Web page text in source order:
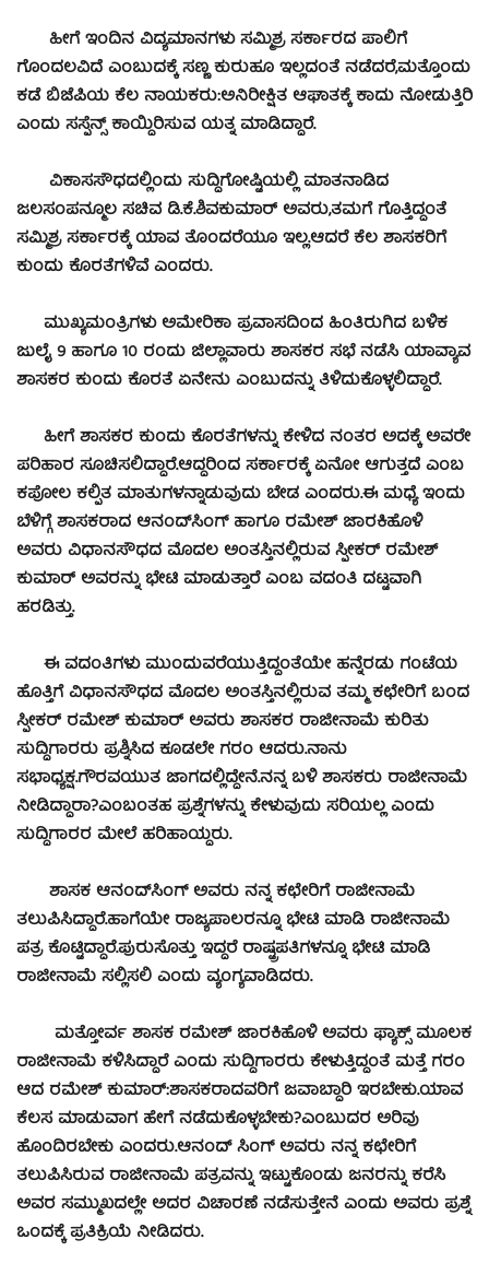
ಹೀಗೆ ಇಂದಿನ ವಿದ್ಯಮಾನಗಳು ಸಮ್ಮಿಶ್ರ ಸರ್ಕಾರದ ಪಾಲಿಗೆ
ಗೊಂದಲವಿದೆ ಎಂಬುದಕ್ಕೆ ಸಣ್ಣ ಕುರುಹೂ ಇಲ್ಲದಂತೆ ನಡೆದರೆ,ಮತ್ತೊಂದು
ಕಡೆ ಬಿಜೆಪಿಯ ಕೆಲ ನಾಯಕರು:ಅನಿರೀಕ್ಷಿತ ಆಘಾತಕ್ಕೆ ಕಾದು ನೋಡುತ್ತಿರಿ
ಎಂದು ಸಸ್ಪೆನ್ಸ್ ಕಾಯ್ದಿರಿಸುವ ಯತ್ನ ಮಾಡಿದ್ದಾರೆ.
ವಿಕಾಸಸೌಧದಲ್ಲಿಂದು ಸುದ್ದಿಗೋಷ್ಟಿಯಲ್ಲಿ ಮಾತನಾಡಿದ
ಜಲಸಂಪನ್ಮೂಲ ಸಚಿವ ಡಿ.ಕೆ.ಶಿವಕುಮಾರ್ ಅವರು,ತಮಗೆ ಗೊತ್ತಿದ್ದಂತೆ
ಸಮ್ಮಿಶ್ರ ಸರ್ಕಾರಕ್ಕೆ ಯಾವ ತೊಂದರೆಯೂ ಇಲ್ಲ.ಆದರೆ ಕೆಲ ಶಾಸಕರಿಗೆ
ಕುಂದು ಕೊರತೆಗಳಿವೆ ಎಂದರು.
ಮುಖ್ಯಮಂತ್ರಿಗಳು ಅಮೇರಿಕಾ ಪ್ರವಾಸದಿಂದ ಹಿಂತಿರುಗಿದ ಬಳಿಕ
ಜುಲೈ 9 ಹಾಗೂ 10 ರಂದು ಜಿಲ್ಲಾವಾರು ಶಾಸಕರ ಸಭೆ ನಡೆಸಿ ಯಾವ್ಯಾವ
ಶಾಸಕರ ಕುಂದು ಕೊರತೆ ಏನೇನು ಎಂಬುದನ್ನು ತಿಳಿದುಕೊಳ್ಳಲಿದ್ದಾರೆ.
ಹೀಗೆ ಶಾಸಕರ ಕುಂದು ಕೊರತೆಗಳನ್ನು ಕೇಳಿದ ನಂತರ ಅದಕ್ಕೆ ಅವರೇ
ಪರಿಹಾರ ಸೂಚಿಸಲಿದ್ದಾರೆ.ಆದ್ದರಿಂದ ಸರ್ಕಾರಕ್ಕೆ ಏನೋ ಆಗುತ್ತದೆ ಎಂಬ
ಕಪೋಲ ಕಲ್ಪಿತ ಮಾತುಗಳನ್ನಾಡುವುದು ಬೇಡ ಎಂದರು.ಈ ಮಧ್ಯೆ ಇಂದು
ಬೆಳಿಗ್ಗೆ ಶಾಸಕರಾದ ಆನಂದ್‍ಸಿಂಗ್ ಹಾಗೂ ರಮೇಶ್ ಜಾರಕಿಹೊಳಿ
ಅವರು ವಿಧಾನಸೌಧದ ಮೊದಲ ಅಂತಸ್ತಿನಲ್ಲಿರುವ ಸ್ಪೀಕರ್ ರಮೇಶ್
ಕುಮಾರ್ ಅವರನ್ನು ಭೇಟಿ ಮಾಡುತ್ತಾರೆ ಎಂಬ ವದಂತಿ ದಟ್ಟವಾಗಿ
ಹರಡಿತ್ತು.
ಈ ವದಂತಿಗಳು ಮುಂದುವರೆಯುತ್ತಿದ್ದಂತೆಯೇ ಹನ್ನೆರಡು ಗಂಟೆಯ
ಹೊತ್ತಿಗೆ ವಿಧಾನಸೌಧದ ಮೊದಲ ಅಂತಸ್ತಿನಲ್ಲಿರುವ ತಮ್ಮ ಕಛೇರಿಗೆ ಬಂದ
ಸ್ಪೀಕರ್ ರಮೇಶ್ ಕುಮಾರ್ ಅವರು ಶಾಸಕರ ರಾಜೀನಾಮೆ ಕುರಿತು
ಸುದ್ದಿಗಾರರು ಪ್ರಶ್ನಿಸಿದ ಕೂಡಲೇ ಗರಂ ಆದರು.ನಾನು
ಸಭಾಧ್ಯಕ್ಷ.ಗೌರವಯುತ ಜಾಗದಲ್ಲಿದ್ದೇನೆ.ನನ್ನ ಬಳಿ ಶಾಸಕರು ರಾಜೀನಾಮೆ
ನೀಡಿದ್ದಾರಾ?ಎಂಬಂತಹ ಪ್ರಶ್ನೆಗಳನ್ನು ಕೇಳುವುದು ಸರಿಯಲ್ಲ ಎಂದು
ಸುದ್ದಿಗಾರರ ಮೇಲೆ ಹರಿಹಾಯ್ದರು.
ಶಾಸಕ ಆನಂದ್‍ಸಿಂಗ್ ಅವರು ನನ್ನ ಕಛೇರಿಗೆ ರಾಜೀನಾಮೆ
ತಲುಪಿಸಿದ್ದಾರೆ.ಹಾಗೆಯೇ ರಾಜ್ಯಪಾಲರನ್ನೂ ಭೇಟಿ ಮಾಡಿ ರಾಜೀನಾಮೆ
ಪತ್ರ ಕೊಟ್ಟಿದ್ದಾರೆ.ಪುರುಸೊತ್ತು ಇದ್ದರೆ ರಾಷ್ಟ್ರಪತಿಗಳನ್ನೂ ಭೇಟಿ ಮಾಡಿ
ರಾಜೀನಾಮೆ ಸಲ್ಲಿಸಲಿ ಎಂದು ವ್ಯಂಗ್ಯವಾಡಿದರು.
ಮತ್ತೋರ್ವ ಶಾಸಕ ರಮೇಶ್ ಜಾರಕಿಹೊಳಿ ಅವರು ಫ್ಯಾಕ್ಸ್ ಮೂಲಕ
ರಾಜೀನಾಮೆ ಕಳಿಸಿದ್ದಾರೆ ಎಂದು ಸುದ್ದಿಗಾರರು ಕೇಳುತ್ತಿದ್ದಂತೆ ಮತ್ತೆ ಗರಂ
ಆದ ರಮೇಶ್ ಕುಮಾರ್:ಶಾಸಕರಾದವರಿಗೆ ಜವಾಬ್ದಾರಿ ಇರಬೇಕು.ಯಾವ
ಕೆಲಸ ಮಾಡುವಾಗ ಹೇಗೆ ನಡೆದುಕೊಳ್ಳಬೇಕು?ಎಂಬುದರ ಅರಿವು
ಹೊಂದಿರಬೇಕು ಎಂದರು.ಆನಂದ್ ಸಿಂಗ್ ಅವರು ನನ್ನ ಕಛೇರಿಗೆ
ತಲುಪಿಸಿರುವ ರಾಜೀನಾಮೆ ಪತ್ರವನ್ನು ಇಟ್ಟುಕೊಂಡು ಜನರನ್ನು ಕರೆಸಿ
ಅವರ ಸಮ್ಮುಖದಲ್ಲೇ ಅದರ ವಿಚಾರಣೆ ನಡೆಸುತ್ತೇನೆ ಎಂದು ಅವರು ಪ್ರಶ್ನೆ
ಒಂದಕ್ಕೆ ಪ್ರತಿಕ್ರಿಯೆ ನೀಡಿದರು.